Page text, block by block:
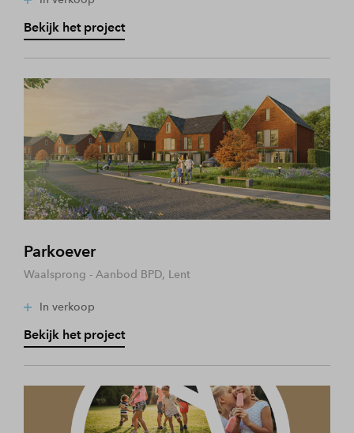
Bekijk het project
Parkoever
Waalsprong - Aanbod BPD, Lent
In verkoop
Bekijk het project